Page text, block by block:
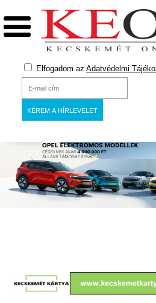
Elfogadom az Adatvédelmi